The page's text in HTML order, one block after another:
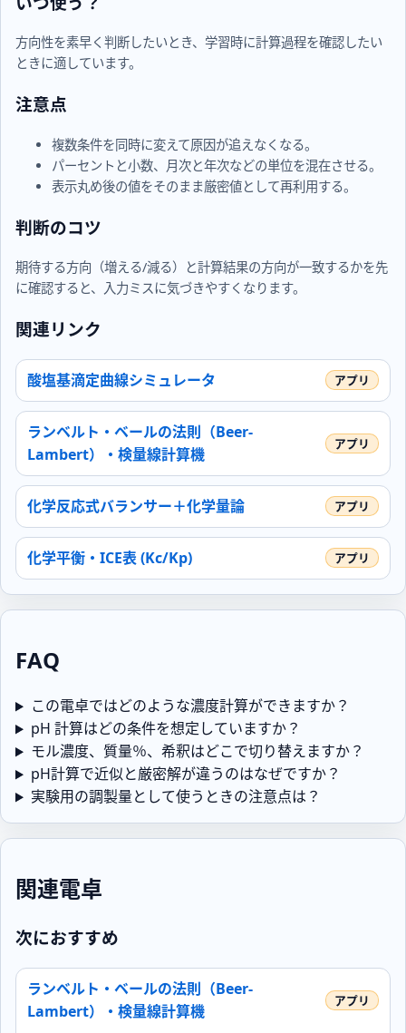
方向性を素早く判断したいとき、学習時に計算過程を確認したい
ときに適しています。
注意点
複数条件を同時に変えて原因が追えなくなる。
パーセントと小数、月次と年次などの単位を混在させる。
表示丸め後の値をそのまま厳密値として再利用する。
判断のコツ
期待する方向（増える/減る）と計算結果の方向が一致するかを先
に確認すると、入力ミスに気づきやすくなります。
関連リンク
酸塩基滴定曲線シミュレータ
ランベルト・ベールの法則（Beer-
Lambert）・検量線計算機
化学反応式バランサー＋化学量論
化学平衡・ICE表 (Kc/Kp)
FAQ
この電卓ではどのような濃度計算ができますか？
pH 計算はどの条件を想定していますか？
モル濃度、質量％、希釈はどこで切り替えますか？
pH計算で近似と厳密解が違うのはなぜですか？
実験用の調製量として使うときの注意点は？
関連電卓
次におすすめ
ランベルト・ベールの法則（Beer-
Lambert）・検量線計算機